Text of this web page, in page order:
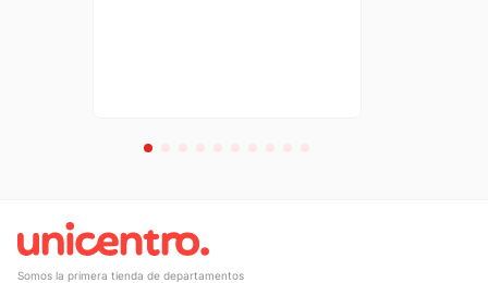
Somos la primera tienda de departamentos